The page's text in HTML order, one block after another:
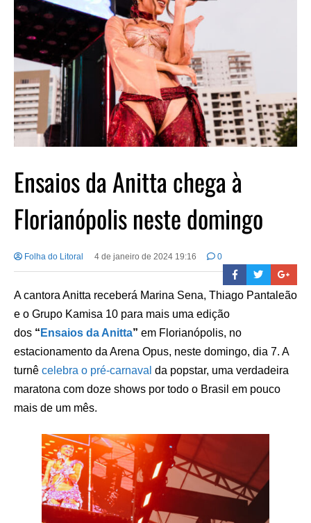
Ensaios da Anitta chega à
Florianópolis neste domingo
Folha do Litoral 4 de janeiro de 2024 19:16 0
A cantora Anitta receberá Marina Sena, Thiago Pantaleão
e o Grupo Kamisa 10 para mais uma edição
dos “ Ensaios da Anitta” em Florianópolis, no
estacionamento da Arena Opus, neste domingo, dia 7. A
turnê celebra o pré-carnaval da popstar, uma verdadeira
maratona com doze shows por todo o Brasil em pouco
mais de um mês.